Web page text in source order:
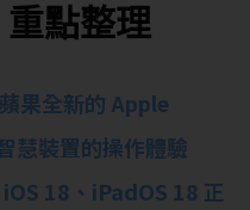
點整理
果全新的 Apple
慧裝置的操作體驗
18、iPadOS 18 正